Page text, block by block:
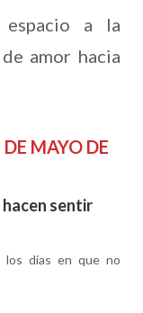
espacio a la
amor hacia
MAYO DE
hacen sentir
los días en que no